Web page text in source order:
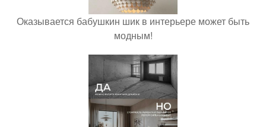
Оказывается бабушкин шик в интерьере может быть
модным!